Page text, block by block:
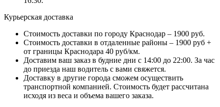
Курьерская доставка
Стоимость доставки по городу Краснодар – 1900 руб.
Стоимость доставки в отдаленные районы – 1900 руб +
от границы Краснодара 40 руб/км.
Доставим ваш заказ в будние дни с 14:00 до 22:00. За час
до приезда наш водитель с вами свяжется.
Доставку в другие города сможем осуществить
транспортной компанией. Стоимость будет рассчитана
исходя из веса и объема вашего заказа.